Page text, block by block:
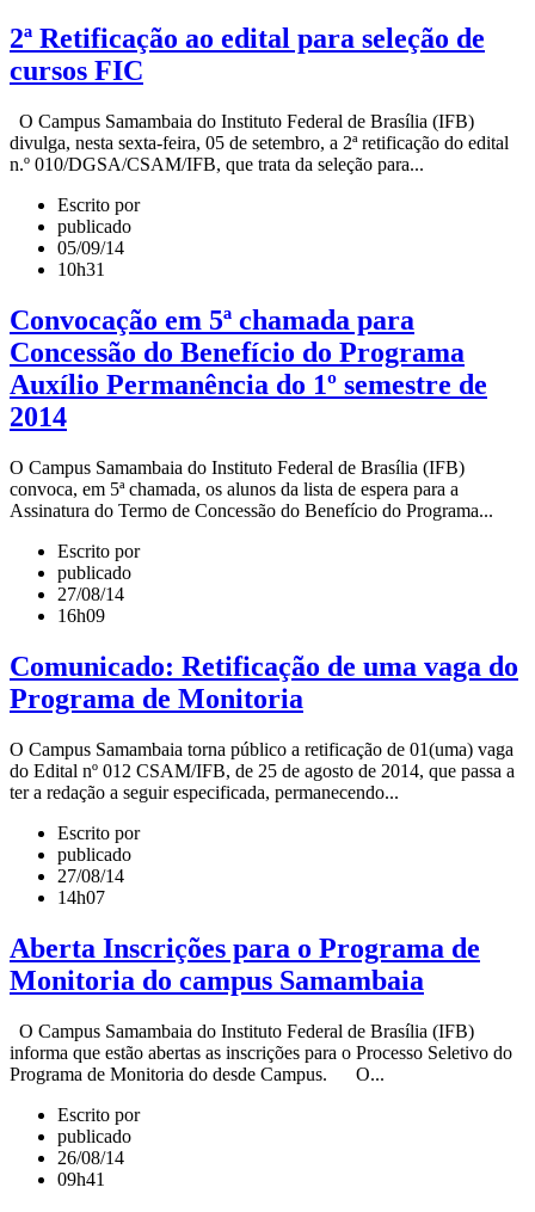
2ª Retificação ao edital para seleção de
cursos FIC
O Campus Samambaia do Instituto Federal de Brasília (IFB)
divulga, nesta sexta-feira, 05 de setembro, a 2ª retificação do edital
n.º 010/DGSA/CSAM/IFB, que trata da seleção para...
Escrito por
publicado
05/09/14
10h31
Convocação em 5ª chamada para
Concessão do Benefício do Programa
Auxílio Permanência do 1º semestre de
2014
O Campus Samambaia do Instituto Federal de Brasília (IFB)
convoca, em 5ª chamada, os alunos da lista de espera para a
Assinatura do Termo de Concessão do Benefício do Programa...
Escrito por
publicado
27/08/14
16h09
Comunicado: Retificação de uma vaga do
Programa de Monitoria
O Campus Samambaia torna público a retificação de 01(uma) vaga
do Edital nº 012 CSAM/IFB, de 25 de agosto de 2014, que passa a
ter a redação a seguir especificada, permanecendo...
Escrito por
publicado
27/08/14
14h07
Aberta Inscrições para o Programa de
Monitoria do campus Samambaia
O Campus Samambaia do Instituto Federal de Brasília (IFB)
informa que estão abertas as inscrições para o Processo Seletivo do
Programa de Monitoria do desde Campus. O...
Escrito por
publicado
26/08/14
09h41